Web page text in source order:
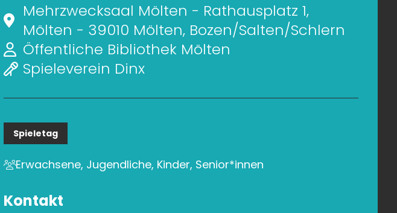
Mehrzwecksaal Mölten - Rathausplatz 1,
Mölten - 39010 Mölten, Bozen/Salten/Schlern
Öffentliche Bibliothek Mölten
Spieleverein Dinx
Spieletag
Erwachsene, Jugendliche, Kinder, Senior*innen
Kontakt